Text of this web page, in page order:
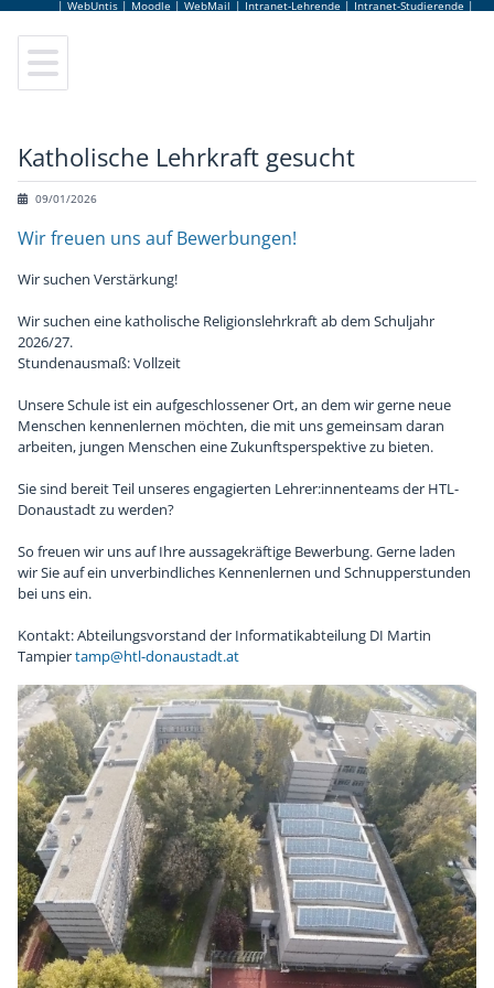
| WebUntis | Moodle | WebMail | Intranet-Lehrende | Intranet-Studierende |
Katholische Lehrkraft gesucht
09/01/2026
Wir freuen uns auf Bewerbungen!
Wir suchen Verstärkung!
Wir suchen eine katholische Religionslehrkraft ab dem Schuljahr
2026/27.
Stundenausmaß: Vollzeit
Unsere Schule ist ein aufgeschlossener Ort, an dem wir gerne neue
Menschen kennenlernen möchten, die mit uns gemeinsam daran
arbeiten, jungen Menschen eine Zukunftsperspektive zu bieten.
Sie sind bereit Teil unseres engagierten Lehrer:innenteams der HTL-
Donaustadt zu werden?
So freuen wir uns auf Ihre aussagekräftige Bewerbung. Gerne laden
wir Sie auf ein unverbindliches Kennenlernen und Schnupperstunden
bei uns ein.
Kontakt: Abteilungsvorstand der Informatikabteilung DI Martin
Tampiertamp@htl-donaustadt.at
Informationstechnologie
Informatik
Fachpraxis
Zusatzausbildungen
Schulgemeinschaftsausschuss
Hausordnung
Tage der offenen Tür
Frauen Technik Zukunft
Internationales & Erasmus+
Bildungsberatung
Jugendcoaching
Schulärztin
AlumniClub
Terminkalender
Jobbörse
Schulmerchandise
Schulfolder